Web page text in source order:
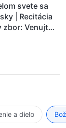
svete sa
| Recitácia
zbor: Venujte
a dielo